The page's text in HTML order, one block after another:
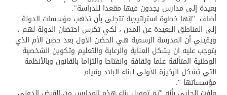
بعيدة إلى مدارس يجدون فيها مقعدا للدراسة".
أضاف :"إنها خطوة استراتيجية تتجلى بأن تذهب مؤسسات الدولة
إلى المناطق البعيدة عن المدن ، لكي تكرس احتضان الدولة لهم ،
ويقيني أن المدرسة الرسمية هي الحضن الأول بعد حضن الأم الذي
يتوجب عليه ان يشكل العناية والرعاية والتعليم وتكوين الشخصية
الوطنية المتألقة علما وثقافة وانفتاحا والتزاما بالقانون وبالأنظمة
التي تشكل الركيزة الأولى لبناء البلاد وقيام
مؤسساتها ".